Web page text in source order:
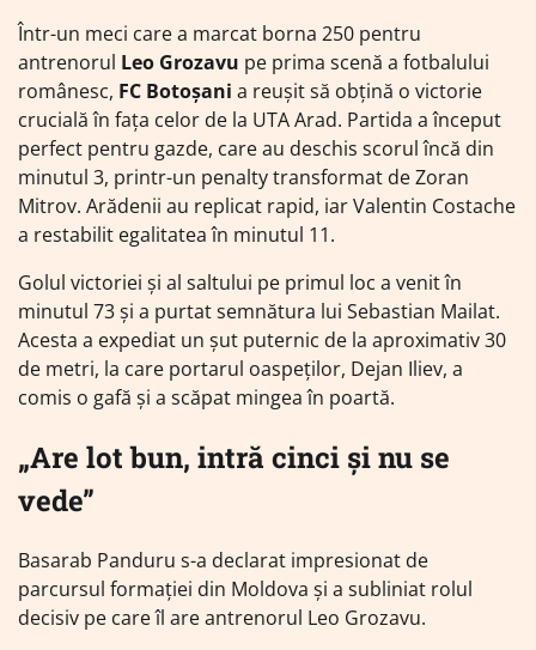
Într-un meci care a marcat borna 250 pentru
antrenorul Leo Grozavu pe prima scenă a fotbalului
românesc, FC Botoșani a reușit să obțină o victorie
crucială în fața celor de la UTA Arad. Partida a început
perfect pentru gazde, care au deschis scorul încă din
minutul 3, printr-un penalty transformat de Zoran
Mitrov. Arădenii au replicat rapid, iar Valentin Costache
a restabilit egalitatea în minutul 11.
Golul victoriei și al saltului pe primul loc a venit în
minutul 73 și a purtat semnătura lui Sebastian Mailat.
Acesta a expediat un șut puternic de la aproximativ 30
de metri, la care portarul oaspeților, Dejan Iliev, a
comis o gafă și a scăpat mingea în poartă.
„Are lot bun, intră cinci și nu se
vede”
Basarab Panduru s-a declarat impresionat de
parcursul formației din Moldova și a subliniat rolul
decisiv pe care îl are antrenorul Leo Grozavu.